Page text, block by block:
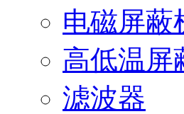
电磁屏蔽
高低温屏
滤波器